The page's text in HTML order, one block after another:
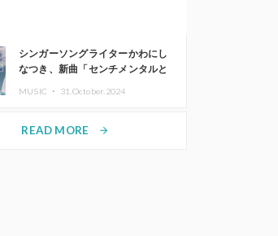
シンガーソングライターかわにし
なつき、新曲「センチメンタルと
MUSIC ・ 31.October.2024
READ MORE arrow_forward